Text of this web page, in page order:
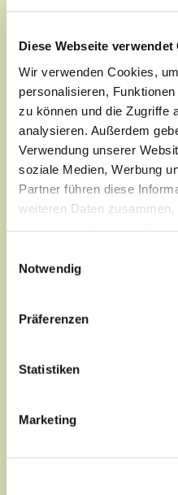
Diese Webseite verwendet
Wir verwenden Cookies,
personalisieren,
zu können und die Zugriffe
analysieren. Außerdem
Verwendung unserer
soziale Medien, Werbung
Partner führen diese
weiteren Daten
Notwendig
Präferenzen
Statistiken
Marketing